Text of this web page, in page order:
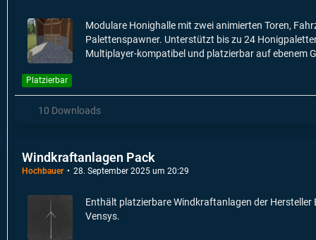
Modulare Honighalle mit zwei animierten Toren,
Palettenspawner. Unterstützt bis zu 24
Multiplayer-kompatibel und platzierbar auf ebenem
Platzierbar
10 Downloads
Windkraftanlagen Pack
Hochbauer 28. September 2025 um 20:29
Enthält platzierbare Windkraftanlagen der Hersteller
Vensys.